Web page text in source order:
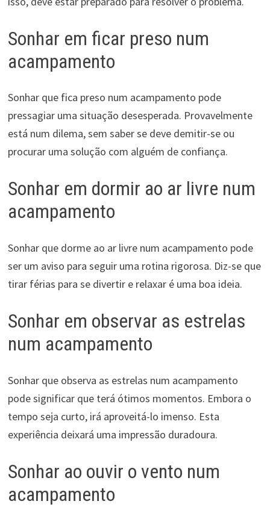
Sonhar em ficar preso num
acampamento
Sonhar que fica preso num acampamento pode
pressagiar uma situação desesperada. Provavelmente
está num dilema, sem saber se deve demitir-se ou
procurar uma solução com alguém de confiança.
Sonhar em dormir ao ar livre num
acampamento
Sonhar que dorme ao ar livre num acampamento pode
ser um aviso para seguir uma rotina rigorosa. Diz-se que
tirar férias para se divertir e relaxar é uma boa ideia.
Sonhar em observar as estrelas
num acampamento
Sonhar que observa as estrelas num acampamento
pode significar que terá ótimos momentos. Embora o
tempo seja curto, irá aproveitá-lo imenso. Esta
experiência deixará uma impressão duradoura.
Sonhar ao ouvir o vento num
acampamento